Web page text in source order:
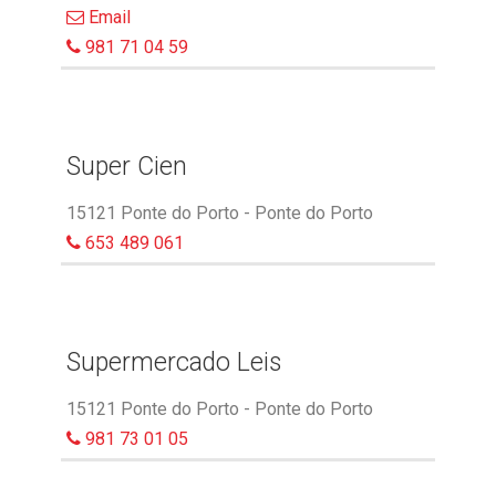
Email
981 71 04 59
Super Cien
15121 Ponte do Porto - Ponte do Porto
653 489 061
Supermercado Leis
15121 Ponte do Porto - Ponte do Porto
981 73 01 05